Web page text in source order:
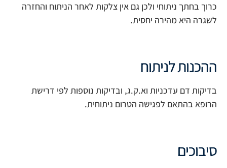
כרוך בחתך ניתוחי ולכן גם אין צלקות לאחר הניתוח והחזרה
לשגרה היא מהירה יחסית.
ההכנות לניתוח
בדיקות דם עדכניות וא.ק.ג, ובדיקות נוספות לפי דרישת
הרופא בהתאם לפגישה הטרום ניתוחית.
סיבוכים